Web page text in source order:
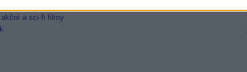
zájmu i nejvyšší spokojenost
akční a sci-fi filmy